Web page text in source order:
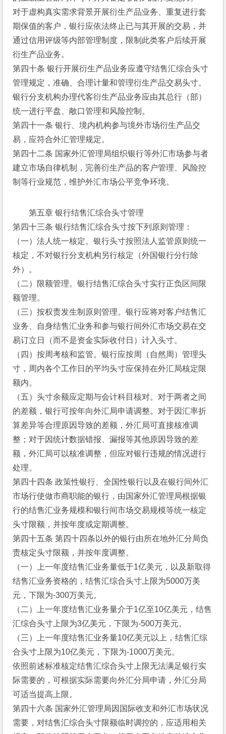
对于虚构真实需求背景开展衍生产品业务、重复进行套
期保值的客户，银行应依法终止已与其开展的交易，并
通过信用评级等内部管理制度，限制此类客户后续开展
衍生产品业务。
第四十条 银行开展衍生产品业务应遵守结售汇综合头寸
管理规定，准确、合理计量和管理衍生产品交易头寸。
银行分支机构办理代客衍生产品业务应由其总行（部）
统一进行平盘、敞口管理和风险控制。
第四十一条 银行、境内机构参与境外市场衍生产品交
易，应符合外汇管理规定。
第四十二条 国家外汇管理局组织银行等外汇市场参与者
建立市场自律机制，完善衍生产品的客户管理、风险控
制等行业规范，维护外汇市场公平竞争环境。
第五章 银行结售汇综合头寸管理
第四十三条 银行结售汇综合头寸按下列原则管理：
（一）法人统一核定。银行头寸按照法人监管原则统一
核定，不对银行分支机构另行核定（外国银行分行除
外）。
（二）限额管理。银行结售汇综合头寸实行正负区间限
额管理。
（三）按权责发生制原则管理。银行应将对客户结售汇
业务、自身结售汇业务和参与银行间外汇市场交易在交
易订立日（而不是资金实际收付日）计入头寸。
（四）按周考核和监管。银行应按周（自然周）管理头
寸，周内各个工作日的平均头寸应保持在外汇局核定限
额内。
（五）头寸余额应定期与会计科目核对。对于两者之间
的差额，银行可按年向外汇局申请调整。对于因汇率折
算差异等合理原因导致的差额，外汇局可直接核准调
整；对于因统计数据错报、漏报等其他原因导致的差
额，外汇局可以核准调整，但应对银行违规的情况进行
处理。
第四十四条 政策性银行、全国性银行以及在银行间外汇
市场行使做市商职能的银行，由国家外汇管理局根据银
行的结售汇业务规模和银行间市场交易规模等统一核定
头寸限额，并按年度或定期调整。
第四十五条 第四十四条以外的银行由所在地外汇分局负
责核定头寸限额，并按年度调整。
（一）上一年度结售汇业务量低于1亿美元，以及新取得
结售汇业务资格的，结售汇综合头寸上限为5000万美
元，下限为-300万美元。
（二）上一年度结售汇业务量介于1亿至10亿美元，结售
汇综合头寸上限为3亿美元，下限为-500万美元。
（三）上一年度结售汇业务量10亿美元以上，结售汇综
合头寸上限为10亿美元，下限为-1000万美元。
依照前述标准核定结售汇综合头寸上限无法满足银行实
际需要的，可根据实际需要向外汇分局申请，外汇分局
可适当提高上限。
第四十六条 国家外汇管理局因国际收支和外汇市场状况
需要，对结售汇综合头寸限额临时调控的，应适用相关